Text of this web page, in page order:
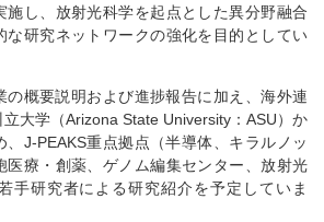
施し、放射光科学を起点とした異分野融合
な研究ネットワークの強化を目的としてい
の概要説明および進捗報告に加え、海外連
大学（Arizona State University：ASU）か
、J-PEAKS重点拠点（半導体、キラルノッ
医療・創薬、ゲノム編集センター、放射光
手研究者による研究紹介を予定していま